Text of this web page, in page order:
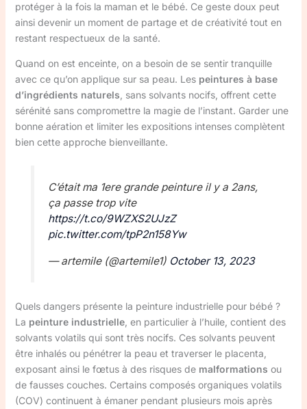
protéger à la fois la maman et le bébé. Ce geste doux peut
ainsi devenir un moment de partage et de créativité tout en
restant respectueux de la santé.
Quand on est enceinte, on a besoin de se sentir tranquille
avec ce qu’on applique sur sa peau. Les peintures à base
d’ingrédients naturels , sans solvants nocifs, offrent cette
sérénité sans compromettre la magie de l’instant. Garder une
bonne aération et limiter les expositions intenses complètent
bien cette approche bienveillante.
C’était ma 1ere grande peinture il y a 2ans,
ça passe trop vite
https://t.co/9WZXS2UJzZ
pic.twitter.com/tpP2n158Yw
— artemile (@artemile1) October 13, 2023
Quels dangers présente la peinture industrielle pour bébé ?
La peinture industrielle, en particulier à l’huile, contient des
solvants volatils qui sont très nocifs. Ces solvants peuvent
être inhalés ou pénétrer la peau et traverser le placenta,
exposant ainsi le fœtus à des risques de malformations ou
de fausses couches. Certains composés organiques volatils
(COV) continuent à émaner pendant plusieurs mois après